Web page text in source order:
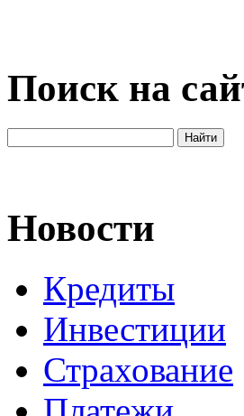
Поиск на
Новости
Кредиты
Инвестиции
Страхование